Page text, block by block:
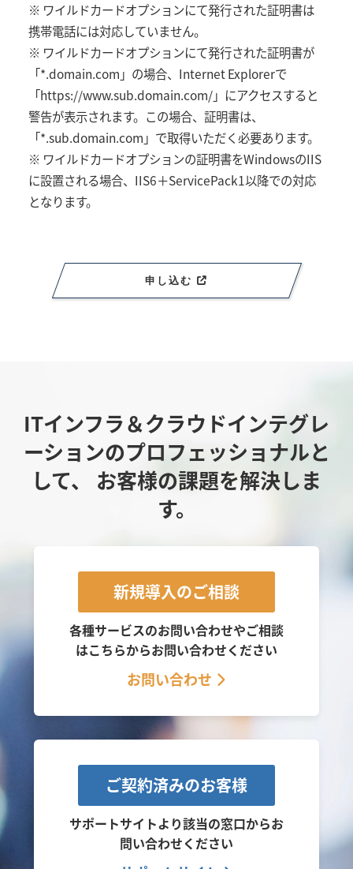
※ ワイルドカードオプションにて発行された証明書は
携帯電話には対応していません。
※ ワイルドカードオプションにて発行された証明書が
「*.domain.com」の場合、Internet Explorerで
「https://www.sub.domain.com/」にアクセスすると
警告が表示されます。この場合、証明書は、
「*.sub.domain.com」で取得いただく必要あります。
※ ワイルドカードオプションの証明書をWindowsのIIS
に設置される場合、IIS6＋ServicePack1以降での対応
となります。
申し込む
ITインフラ＆クラウドインテグレ
ーションのプロフェッショナルと
して、
お客様の課題を解決しま
す。
新規導入のご相談
各種サービスのお問い合わせやご相談
はこちらからお問い合わせください
お問い合わせ
ご契約済みのお客様
サポートサイトより該当の窓口からお
問い合わせください